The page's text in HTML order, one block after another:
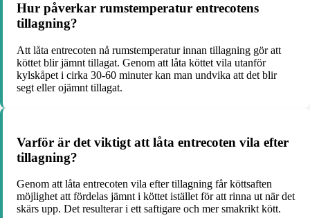
Hur påverkar rumstemperatur entrecotens
tillagning?
Att låta entrecoten nå rumstemperatur innan tillagning gör att
köttet blir jämnt tillagat. Genom att låta köttet vila utanför
kylskåpet i cirka 30-60 minuter kan man undvika att det blir
segt eller ojämnt tillagat.
Varför är det viktigt att låta entrecoten vila efter
tillagning?
Genom att låta entrecoten vila efter tillagning får köttsaften
möjlighet att fördelas jämnt i köttet istället för att rinna ut när det
skärs upp. Det resulterar i ett saftigare och mer smakrikt kött.